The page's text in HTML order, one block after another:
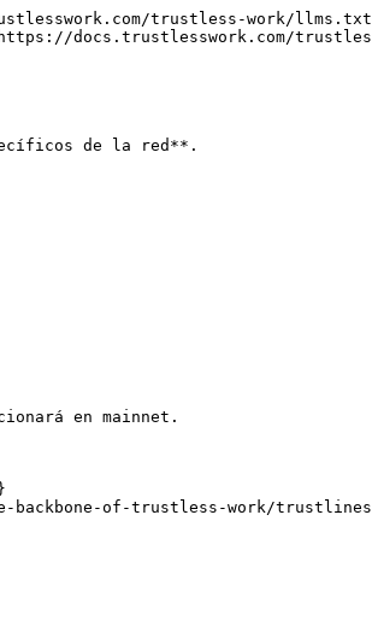
trustless-work/
docs.trustlesswork.com/
de la red**.
en mainnet.
of-trustless-work/